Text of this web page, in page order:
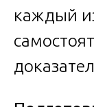
каждый